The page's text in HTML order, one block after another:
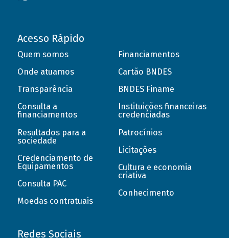
Acesso Rápido
Quem somos
Onde atuamos
Transparência
Consulta a
financiamentos
Resultados para a
sociedade
Credenciamento de
Equipamentos
Consulta PAC
Moedas contratuais
Financiamentos
Cartão BNDES
BNDES Finame
Instituições financeiras
credenciadas
Patrocínios
Licitações
Cultura e economia
criativa
Conhecimento
Redes Sociais